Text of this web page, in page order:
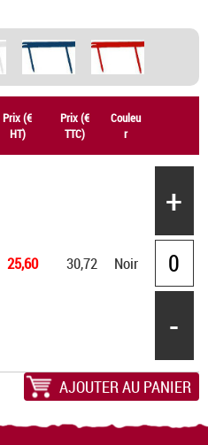
Prix (€
HT)
Prix (€
TTC)
Couleu
r
25,60 30,72 Noir
+
-
AJOUTER AU PANIER